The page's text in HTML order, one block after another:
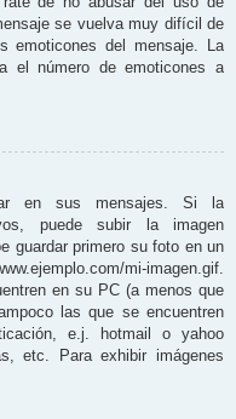
se vuelva muy difícil de
emoticones del mensaje. La
el número de emoticones a
en sus mensajes. Si la
puede subir la imagen
guardar primero su foto en un
mi-imagen.gif.
en su PC (a menos que
las que se encuentren
e.j. hotmail o yahoo
etc. Para exhibir imágenes